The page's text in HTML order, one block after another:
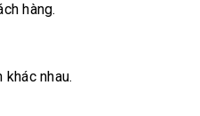
hàng.
nhau.